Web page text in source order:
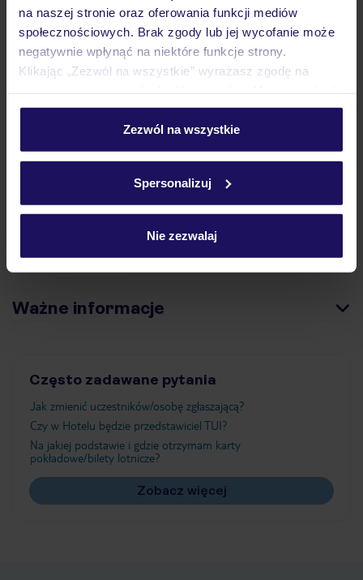
na naszej stronie oraz oferowania funkcji mediów
społecznościowych. Brak zgody lub jej wycofanie może
negatywnie wpłynąć na niektóre funkcje strony.
Klikając „Zezwól na wszystkie” wyrażasz zgodę na
personalizować swój wybór wchodząc w zakładkę
Szczegółowe informacje o plikach cookie znajdziesz
Zezwól na wszystkie
Spersonalizuj
Nie zezwalaj
Hotel
Opinie
Ważne informacje
Często zadawane pytania
Jak zmienić uczestników/osobę zgłaszającą?
Czy w Hotelu będzie przedstawiciel TUI?
Na jakiej podstawie i gdzie otrzymam karty
pokładowe/bilety lotnicze?
Zobacz więcej